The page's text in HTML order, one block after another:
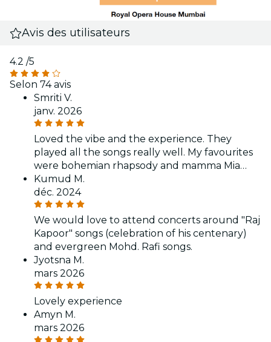
Avis des utilisateurs
4.2 /5
Selon 74 avis
Smriti V.
janv. 2026
Loved the vibe and the experience. They
played all the songs really well. My favourites
were bohemian rhapsody and mamma Mia…
Kumud M.
déc. 2024
We would love to attend concerts around "Raj
Kapoor" songs (celebration of his centenary)
and evergreen Mohd. Rafi songs.
Jyotsna M.
mars 2026
Lovely experience
Amyn M.
mars 2026